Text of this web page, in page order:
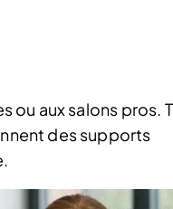
ou aux salons pros.
des supports